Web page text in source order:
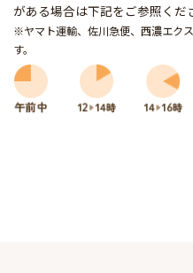
がある場合は下記をご参照くだ
※ヤマト運輸、佐川急便、西濃エク
す。